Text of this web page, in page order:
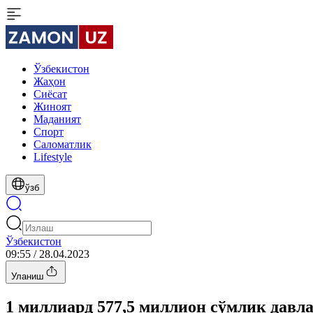
Ўзбекистон
Жаҳон
Сиёсат
Жиноят
Маданият
Спорт
Cаломатлик
Lifestyle
ўзб
Ўзбекистон
09:55 / 28.04.2023
Уланиш
1 миллиард 577,5 миллион сўмлик